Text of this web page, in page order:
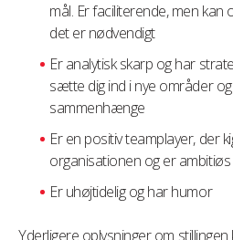
mål. Er faciliterende, men
det er nødvendigt
Er analytisk skarp og har
sætte dig ind i nye områder
sammenhænge
Er en positiv teamplayer, der
organisationen og er
Er uhøjtidelig og har humor
Yderligere oplysninger om